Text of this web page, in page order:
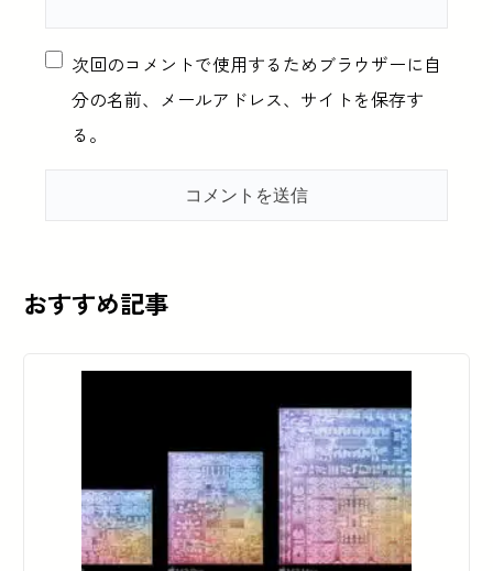
次回のコメントで使用するためブラウザーに自
分の名前、メールアドレス、サイトを保存す
る。
おすすめ記事